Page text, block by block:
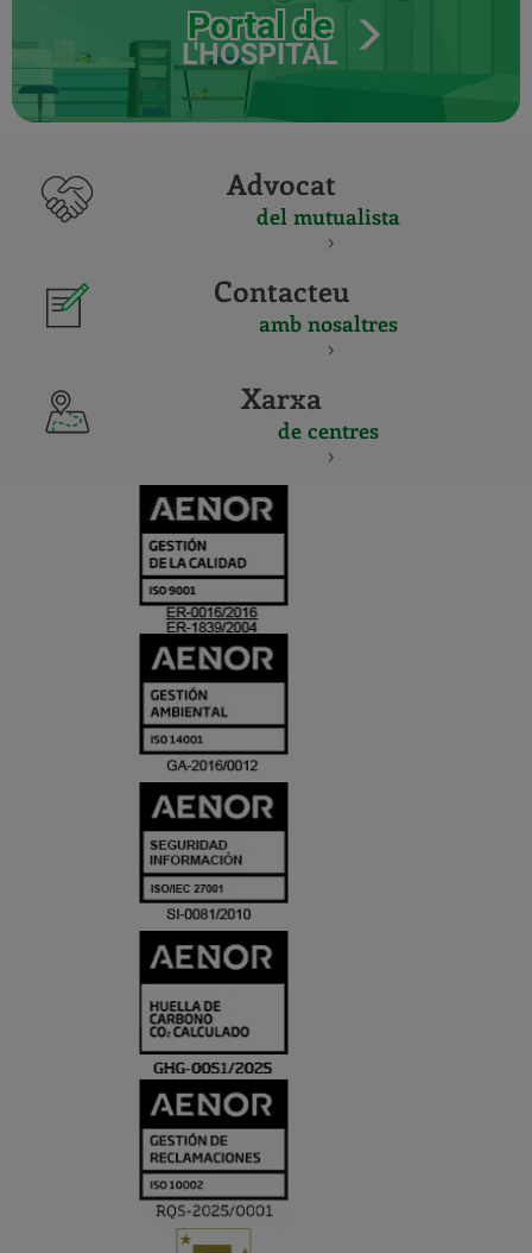
Portal de
L'HOSPITAL
Advocat
del mutualista
Contacteu
amb nosaltres
Xarxa
de centres